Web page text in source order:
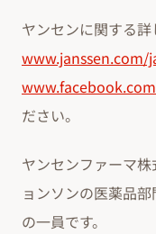
ヤンセンに関する
www.janssen.com/
ださい。
ヤンセンファーマ
ョンソンの医薬品
の一員です。